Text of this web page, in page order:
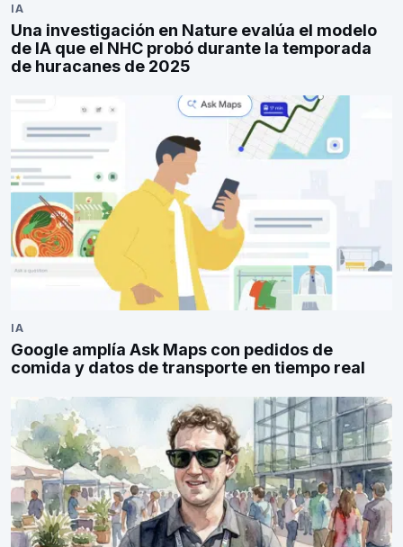
IA
Una investigación en Nature evalúa el modelo
de IA que el NHC probó durante la temporada
de huracanes de 2025
IA
Google amplía Ask Maps con pedidos de
comida y datos de transporte en tiempo real